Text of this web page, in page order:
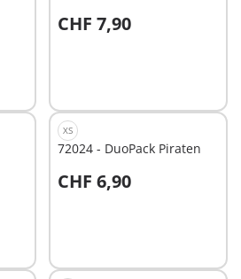
CHF 7,90
In den Warenkorb
XS
72024 - DuoPack Piraten
CHF 6,90
In den Warenkorb